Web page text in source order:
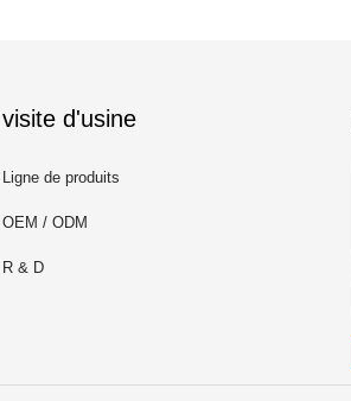
visite d'usine
Ligne de produits
OEM / ODM
R & D